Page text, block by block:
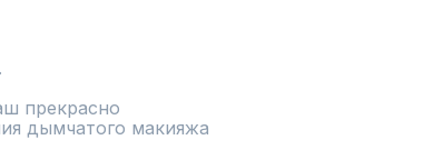
прекрасно
дымчатого макияжа